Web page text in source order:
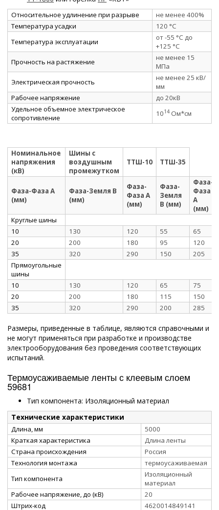
Относительное удлинение при разрыве
не менее 400%
Температура усадки
120 °C
Температура эксплуатации
от -55 °C до
+125 °C
Прочность на растяжение
не менее 15
МПа
Электрическая прочность
не менее 25 кВ/
мм
Рабочее напряжение
до 20кВ
Удельное объемное электрическое
сопротивление
1014 Ом*см
Номинальное
напряжения
(кВ)
Шины с
воздушным
промежутком
ТТШ-10 ТТШ-35
Фаза-Фаза А
(мм)
Фаза-Земля В
(мм)
Фаза-
Фаза А
(мм)
Фаза-
Земля
В (мм)
Фаза-
Фаза
А
(мм)
Круглые шины
10
130 120 55
65
20
200 180 95
120
35
320 290 150
205
Прямоугольные
шины
10
130 120 65
75
20
200 180 115
150
35
320 290 200 285
Размеры, приведенные в таблице, являются справочными и
не могут применяться при разработке и производстве
электрооборудования без проведения соответствующих
испытаний.
Термоусаживаемые ленты с клеевым слоем
59681
Тип компонента: Изоляционный материал
Технические характеристики
Длина, мм
5000
Краткая характеристика
Длина ленты
Страна происхождения
Россия
Технология монтажа
термоусаживаемая
Тип компонента
Изоляционный
материал
Рабочее напряжение, до (кВ)
20
Штрих-код
4620014849141